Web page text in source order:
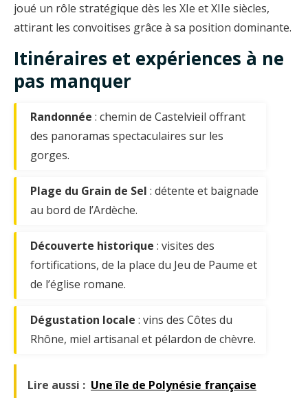
joué un rôle stratégique dès les XIe et XIIe siècles,
attirant les convoitises grâce à sa position dominante.
Itinéraires et expériences à ne
pas manquer
Randonnée : chemin de Castelvieil offrant
des panoramas spectaculaires sur les
gorges.
Plage du Grain de Sel : détente et baignade
au bord de l’Ardèche.
Découverte historique : visites des
fortifications, de la place du Jeu de Paume et
de l’église romane.
Dégustation locale : vins des Côtes du
Rhône, miel artisanal et pélardon de chèvre.
Lire aussi : Une île de Polynésie française